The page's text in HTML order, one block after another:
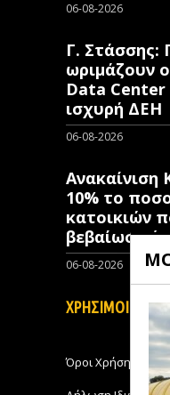
06-08-2026
Γ. Στάσσης:
ωριμάζουν
Data Center
ισχυρή ΔΕΗ
06-08-2026
Ανακαίνιση
10% το
κατοικιών
βεβαίωση
06-08-2026
ΧΡΗΣΙΜΟΙ
Όροι Χρήσης